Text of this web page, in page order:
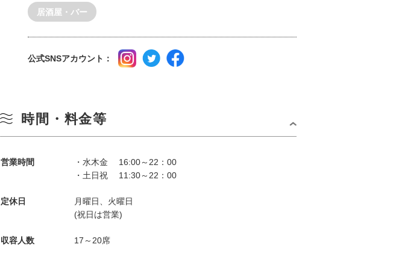
居酒屋・バー
公式SNSアカウント：
時間・料金等
営業時間
・水木金 16:00～22：00
・土日祝 11:30～22：00
定休日
月曜日、火曜日
(祝日は営業)
収容人数 17～20席